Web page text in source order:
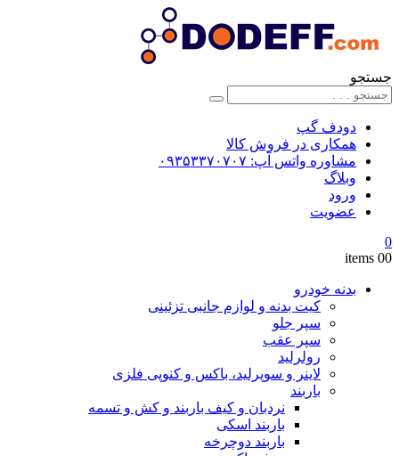
جستجو
دودف گپ
همکاری در فروش کالا
مشاوره واتس آپ: ۰۹۳۵۳۳۷۰۷۰۷
وبلاگ
ورود
عضویت
0
00 items
بدنه خودرو
کیت بدنه و لوازم جانبی تزئینی
سپر جلو
سپر عقب
رولرلید
لاینر و سوپرلید، باکس و کنوپی فلزی
باربند
نردبان و کیف باربند و کش و تسمه
باربند اسکی
باربند دوچرخه